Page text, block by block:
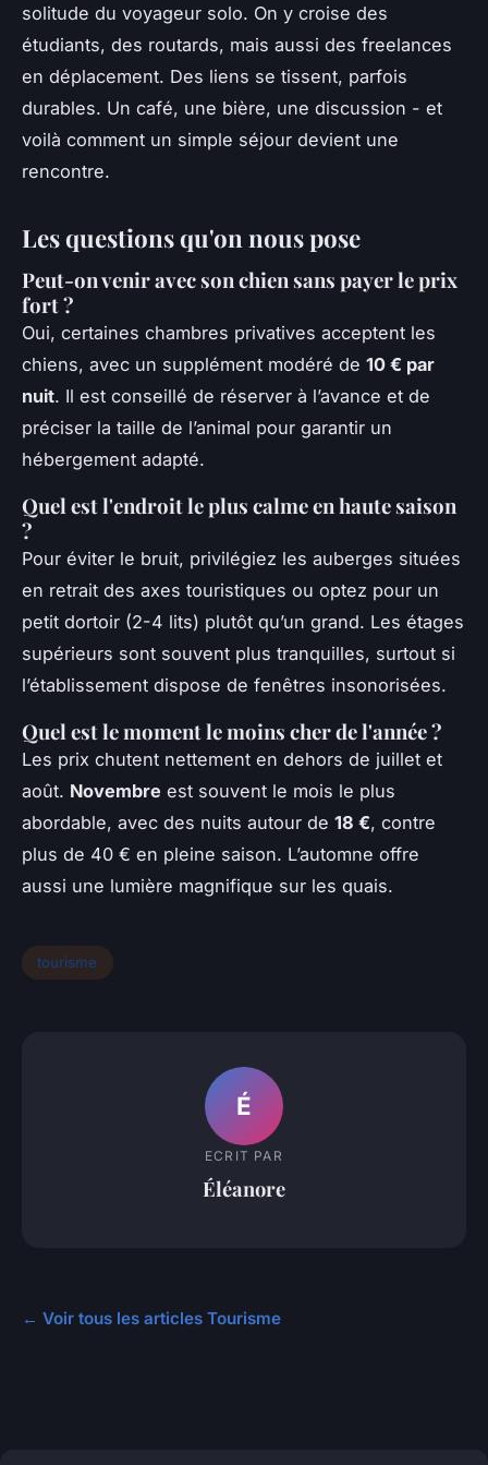
solitude du voyageur solo. On y croise des
étudiants, des routards, mais aussi des freelances
en déplacement. Des liens se tissent, parfois
durables. Un café, une bière, une discussion - et
voilà comment un simple séjour devient une
rencontre.
Les questions qu'on nous pose
Peut-on venir avec son chien sans payer le prix
fort ?
Oui, certaines chambres privatives acceptent les
chiens, avec un supplément modéré de 10 € par
nuit. Il est conseillé de réserver à l’avance et de
préciser la taille de l’animal pour garantir un
hébergement adapté.
Quel est l'endroit le plus calme en haute saison
?
Pour éviter le bruit, privilégiez les auberges situées
en retrait des axes touristiques ou optez pour un
petit dortoir (2-4 lits) plutôt qu’un grand. Les étages
supérieurs sont souvent plus tranquilles, surtout si
l’établissement dispose de fenêtres insonorisées.
Quel est le moment le moins cher de l'année ?
Les prix chutent nettement en dehors de juillet et
août. Novembre est souvent le mois le plus
abordable, avec des nuits autour de 18 €, contre
plus de 40 € en pleine saison. L’automne offre
aussi une lumière magnifique sur les quais.
tourisme
É
ECRIT PAR
Éléanore
← Voir tous les articles Tourisme